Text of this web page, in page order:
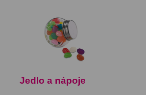
Jedlo a nápoje